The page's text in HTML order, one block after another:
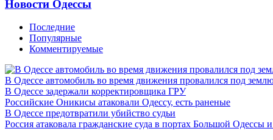
Новости Одессы
Последние
Популярные
Комментируемые
В Одессе автомобиль во время движения провалился под
В Одессе задержали корректировщика ГРУ
Российские Оникисы атаковали Одессу, есть раненые
В Одессе предотвратили убийство судьи
Россия атаковала гражданские суда в портах Большой Одессы